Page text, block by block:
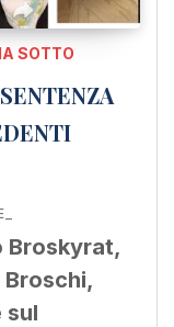
SOTTO
Broskyrat,
sul